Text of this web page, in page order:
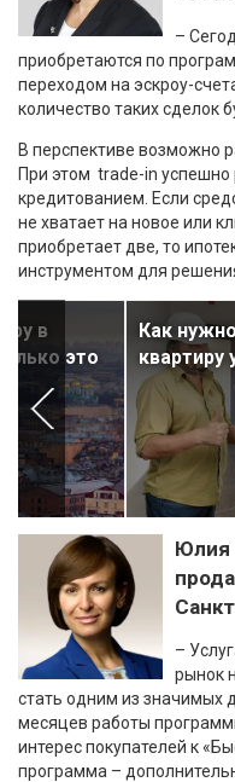
–
приобретаются по
переходом на эскроу-
количество таких сделок
В перспективе возможно
При этом trade-in успешно
кредитованием. Если
не хватает на новое или
приобретает две, то
инструментом для
в
это
Как
квартиру
Юлия
–
рынок
стать одним из значимых
месяцев работы
интерес покупателей к
программа –